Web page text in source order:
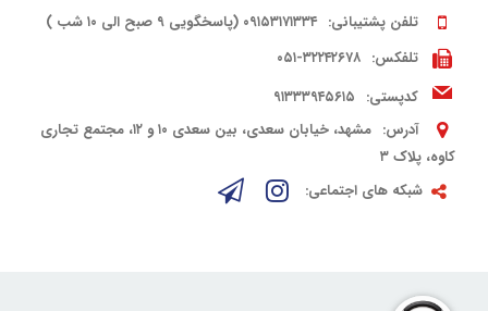
تلفن پشتیبانی: ۰۹۱۵۳۱۷۱۳۳۴ (پاسخگویی ۹ صبح الی ۱۰ شب )
تلفکس: ۳۲۲۴۲۶۷۸-۰۵۱
کدپستی: ۹۱۳۳۳۹۴۵۶۱۵
آدرس:
مشهد، خیابان سعدی، بین سعدی ۱۰ و ۱۲، مجتمع تجاری
کاوه، پلاک ۳
شبکه های اجتماعی: